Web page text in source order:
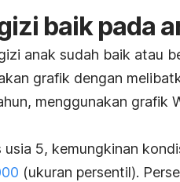
baik pada
anak sudah baik atau
grafik dengan
menggunakan grafik
5, kemungkinan
(ukuran persentil).